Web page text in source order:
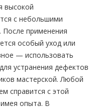
высокой
с небольшими
применения
особый уход или
— использовать
устранения дефектов
мастерской. Любой
справится с этой
опыта. В